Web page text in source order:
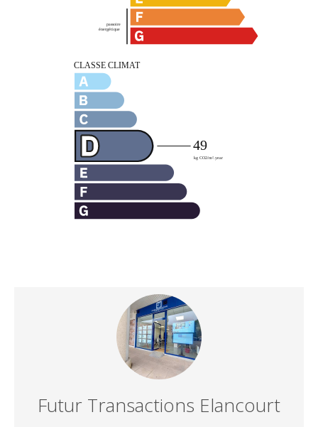
Futur Transactions Elancourt